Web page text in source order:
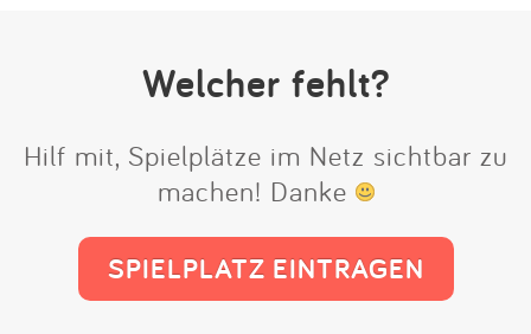
Welcher fehlt?
Hilf mit, Spielplätze im Netz sichtbar zu
machen! Danke
SPIELPLATZ EINTRAGEN